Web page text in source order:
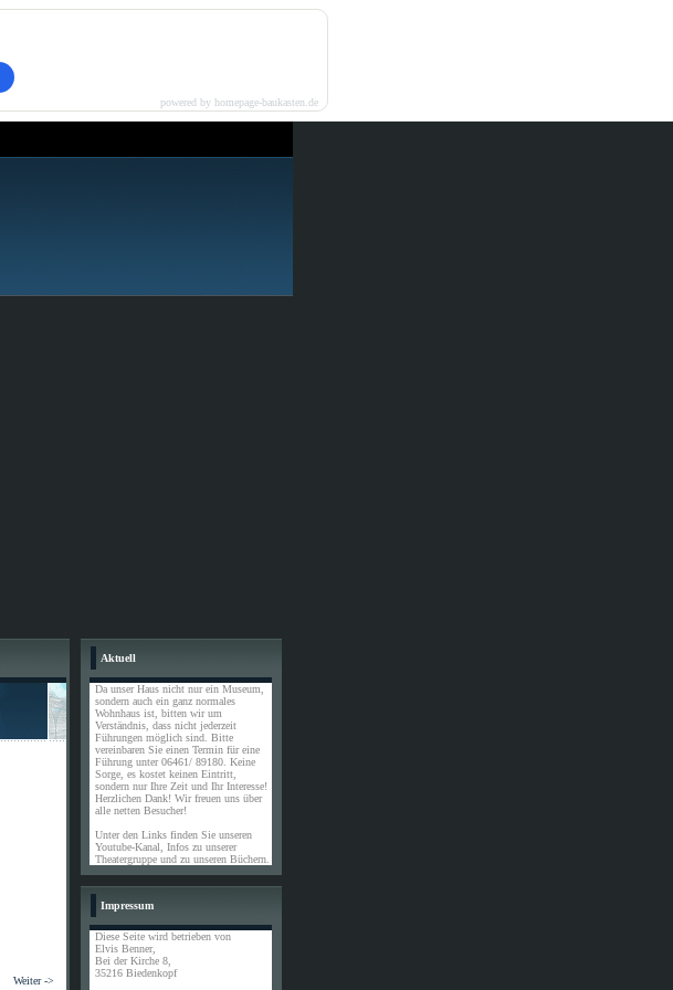
Weiter ->
Aktuell
Da unser Haus nicht nur ein Museum,
sondern auch ein ganz normales
Wohnhaus ist, bitten wir um
Verständnis, dass nicht jederzeit
Führungen möglich sind. Bitte
vereinbaren Sie einen Termin für eine
Führung unter 06461/ 89180. Keine
Sorge, es kostet keinen Eintritt,
sondern nur Ihre Zeit und Ihr Interesse!
Herzlichen Dank! Wir freuen uns über
alle netten Besucher!
Unter den Links finden Sie unseren
Youtube-Kanal, Infos zu unserer
Theatergruppe und zu unseren Büchern.
Impressum
Diese Seite wird betrieben von
Elvis Benner,
Bei der Kirche 8,
35216 Biedenkopf
powered by homepage-baukasten.de